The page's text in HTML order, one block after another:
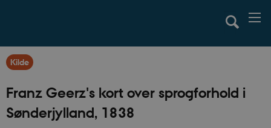
Kilde
Franz Geerz's kort over sprogforhold i
Sønderjylland, 1838